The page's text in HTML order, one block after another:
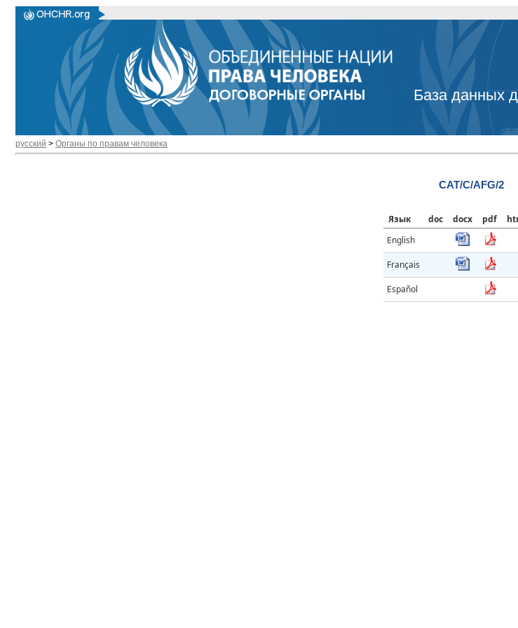
База данных
русский > Органы по правам человека
CAT/C/AFG/2
Язык doc docx pdf
English
Français
Español